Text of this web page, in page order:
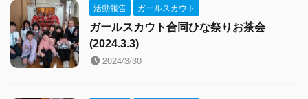
活動報告
ガールスカウト
ガールスカウト合同ひな祭りお茶会
(2024.3.3)
2024/3/30